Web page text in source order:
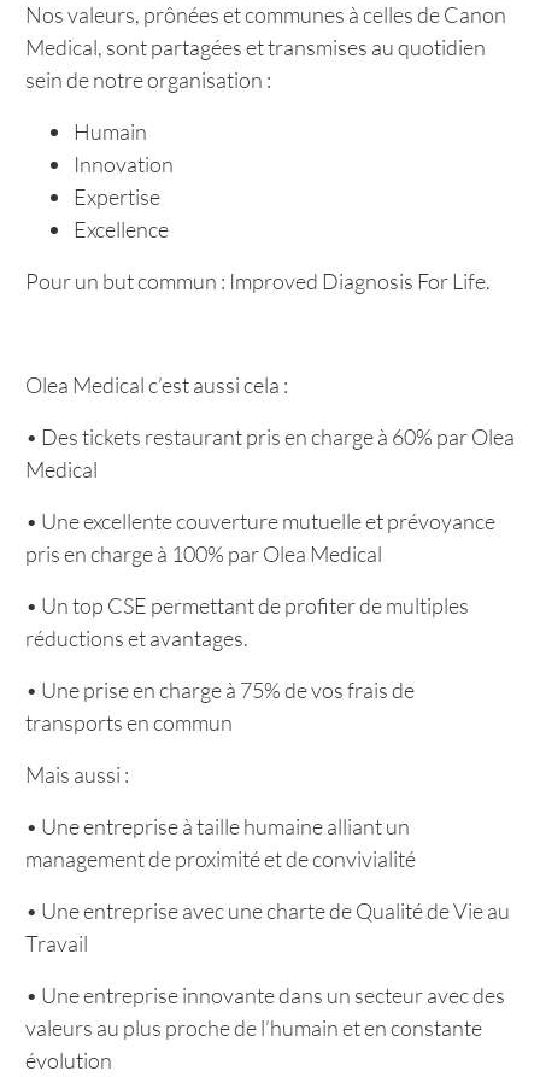
Nos valeurs, prônées et communes à celles de Canon
Medical, sont partagées et transmises au quotidien
sein de notre organisation :
Humain
Innovation
Expertise
Excellence
Pour un but commun : Improved Diagnosis For Life.
Olea Medical c’est aussi cela :
• Des tickets restaurant pris en charge à 60% par Olea
Medical
• Une excellente couverture mutuelle et prévoyance
pris en charge à 100% par Olea Medical
• Un top CSE permettant de profiter de multiples
réductions et avantages.
• Une prise en charge à 75% de vos frais de
transports en commun
Mais aussi :
• Une entreprise à taille humaine alliant un
management de proximité et de convivialité
• Une entreprise avec une charte de Qualité de Vie au
Travail
• Une entreprise innovante dans un secteur avec des
valeurs au plus proche de l’humain et en constante
évolution